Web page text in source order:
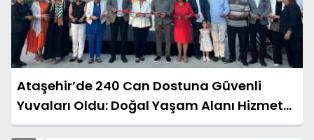
Ataşehir’de 240 Can Dostuna Güvenli
Yuvaları Oldu: Doğal Yaşam Alanı Hizmete
Açıldı